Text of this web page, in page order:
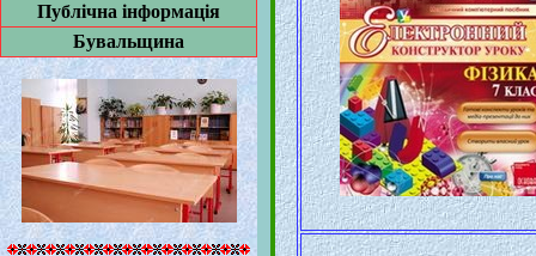
Публічна інформація
Бувальщина